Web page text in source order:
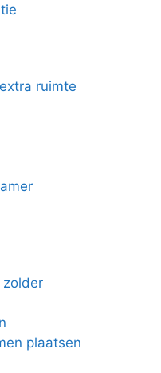
ruimte
zolder
plaatsen